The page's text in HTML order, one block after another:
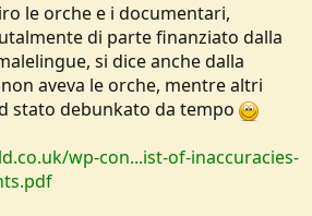
le orche e i documentari,
di parte finanziato dalla
si dice anche dalla
aveva le orche, mentre altri
stato debunkato da tempo
wp-con...ist-of-inaccuracies-